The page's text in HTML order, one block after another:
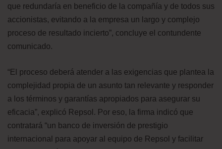
que redundaría en beneficio de la compañía y de todos sus
accionistas, evitando a la empresa un largo y complejo
proceso de resultado incierto”, concluye el contundente
comunicado.
“El proceso deberá atender a las exigencias que plantea la
complejidad propia de un asunto tan relevante y responder
a los términos y garantías apropiados para asegurar su
eficacia”, explicó Repsol. Por eso, la firma indicó que
contratará “un banco de inversión de prestigio
internacional para apoyar al equipo de Repsol y facilitar